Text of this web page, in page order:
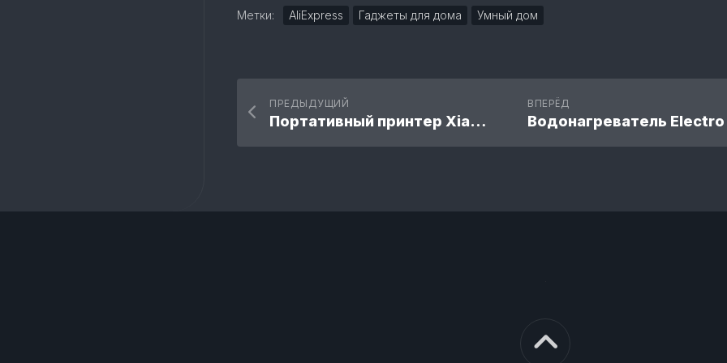
Метки: AliExpress Гаджеты для дома Умный дом
ВПЕРЁД
ПРЕДЫДУЩИЙ
Портативный принтер Xiaomi Mi Portable Photo Printer